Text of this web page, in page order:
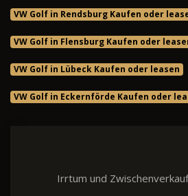
VW Golf in Rendsburg Kaufen oder
VW Golf in Flensburg Kaufen oder
VW Golf in Lübeck Kaufen oder leasen
VW Golf in Eckernförde Kaufen oder
Irrtum und